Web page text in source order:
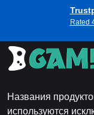
Rated
Названия
используются